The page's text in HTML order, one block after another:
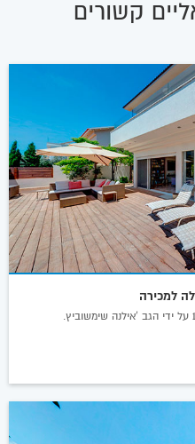
קשורים
למכירה